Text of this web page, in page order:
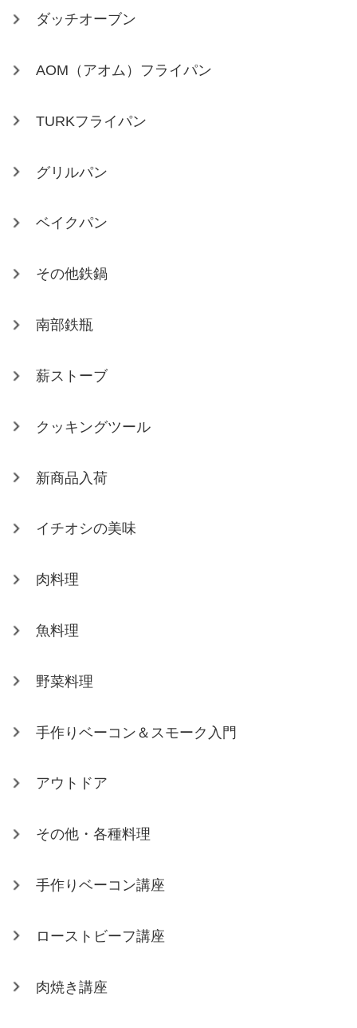
ダッチオーブン
AOM（アオム）フライパン
TURKフライパン
グリルパン
ベイクパン
その他鉄鍋
南部鉄瓶
薪ストーブ
クッキングツール
新商品入荷
イチオシの美味
肉料理
魚料理
野菜料理
手作りベーコン＆スモーク入門
アウトドア
その他・各種料理
手作りベーコン講座
ローストビーフ講座
肉焼き講座